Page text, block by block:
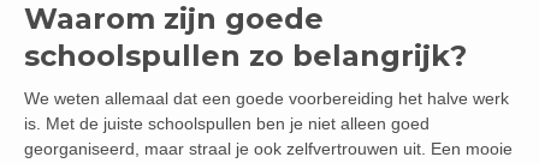
Waarom zijn goede
schoolspullen zo belangrijk?
We weten allemaal dat een goede voorbereiding het halve werk
is. Met de juiste schoolspullen ben je niet alleen goed
georganiseerd, maar straal je ook zelfvertrouwen uit. Een mooie